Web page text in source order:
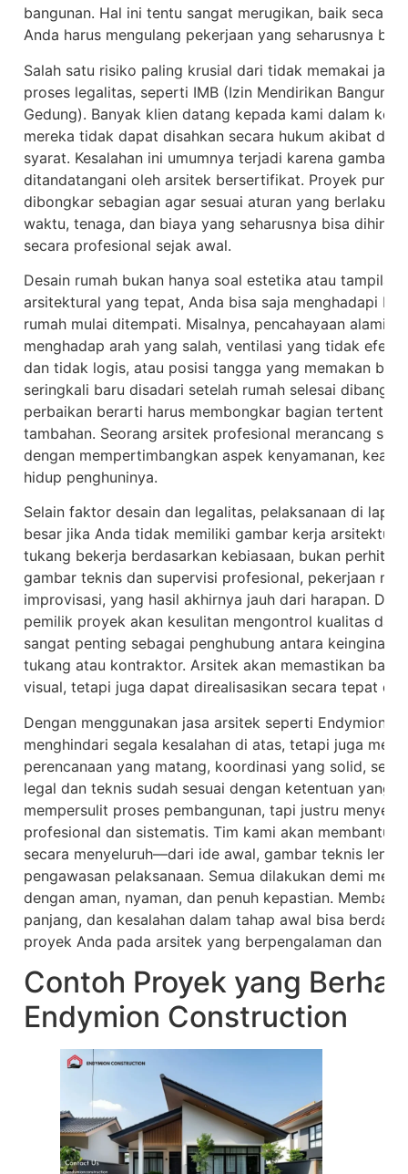
bangunan. Hal ini tentu sangat merugikan, baik secara
Anda harus mengulang pekerjaan yang seharusnya
Salah satu risiko paling krusial dari tidak memakai
proses legalitas, seperti IMB (Izin Mendirikan
Gedung). Banyak klien datang kepada kami dalam
mereka tidak dapat disahkan secara hukum akibat
syarat. Kesalahan ini umumnya terjadi karena gambar
ditandatangani oleh arsitek bersertifikat. Proyek pun
dibongkar sebagian agar sesuai aturan yang berlaku.
waktu, tenaga, dan biaya yang seharusnya bisa
secara profesional sejak awal.
Desain rumah bukan hanya soal estetika atau tampilan
arsitektural yang tepat, Anda bisa saja menghadapi
rumah mulai ditempati. Misalnya, pencahayaan alami
menghadap arah yang salah, ventilasi yang tidak
dan tidak logis, atau posisi tangga yang memakan
seringkali baru disadari setelah rumah selesai
perbaikan berarti harus membongkar bagian
tambahan. Seorang arsitek profesional merancang
dengan mempertimbangkan aspek kenyamanan,
hidup penghuninya.
Selain faktor desain dan legalitas, pelaksanaan di
besar jika Anda tidak memiliki gambar kerja arsitektur
tukang bekerja berdasarkan kebiasaan, bukan
gambar teknis dan supervisi profesional, pekerjaan
improvisasi, yang hasil akhirnya jauh dari harapan.
pemilik proyek akan kesulitan mengontrol kualitas dan
sangat penting sebagai penghubung antara keinginan
tukang atau kontraktor. Arsitek akan memastikan
visual, tetapi juga dapat direalisasikan secara tepat
Dengan menggunakan jasa arsitek seperti Endymion
menghindari segala kesalahan di atas, tetapi juga
perencanaan yang matang, koordinasi yang solid,
legal dan teknis sudah sesuai dengan ketentuan yang
mempersulit proses pembangunan, tapi justru
profesional dan sistematis. Tim kami akan membantu
secara menyeluruh—dari ide awal, gambar teknis
pengawasan pelaksanaan. Semua dilakukan demi
dengan aman, nyaman, dan penuh kepastian.
panjang, dan kesalahan dalam tahap awal bisa
proyek Anda pada arsitek yang berpengalaman dan
Contoh Proyek yang
Endymion Construction